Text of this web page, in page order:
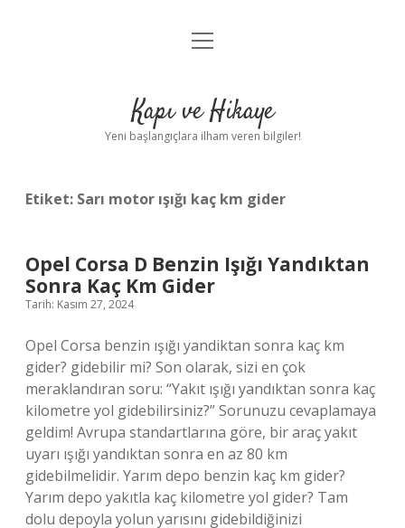
Anasayfa
Yasal Uyarı
menüyü
Kapı ve Hikaye
Yeni başlangıçlara ilham veren bilgiler!
Etiket: Sarı motor ışığı kaç km gider
Opel Corsa D Benzin Işığı Yandıktan
Sonra Kaç Km Gider
Tarih: Kasım 27, 2024
Opel Corsa benzin ışığı yandiktan sonra kaç km
gider? gidebilir mi? Son olarak, sizi en çok
meraklandıran soru: “Yakıt ışığı yandıktan sonra kaç
kilometre yol gidebilirsiniz?” Sorunuzu cevaplamaya
geldim! Avrupa standartlarına göre, bir araç yakıt
uyarı ışığı yandıktan sonra en az 80 km
gidebilmelidir. Yarım depo benzin kaç km gider?
Yarım depo yakıtla kaç kilometre yol gider? Tam
dolu depoyla yolun yarısını gidebildiğinizi